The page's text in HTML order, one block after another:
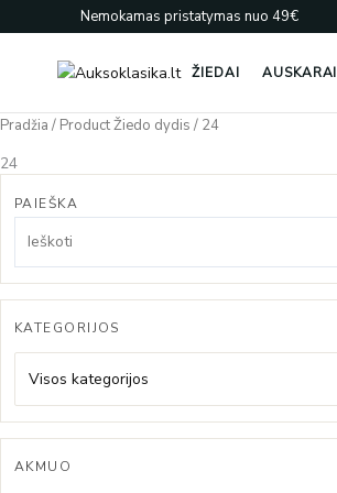
prie
Nemokamas pristatymas nuo 49€
ŽIEDAI AUSKARAI
Pradžia / Product Žiedo dydis / 24
24
PAIEŠKA
KATEGORIJOS
Visos kategorijos
AKMUO